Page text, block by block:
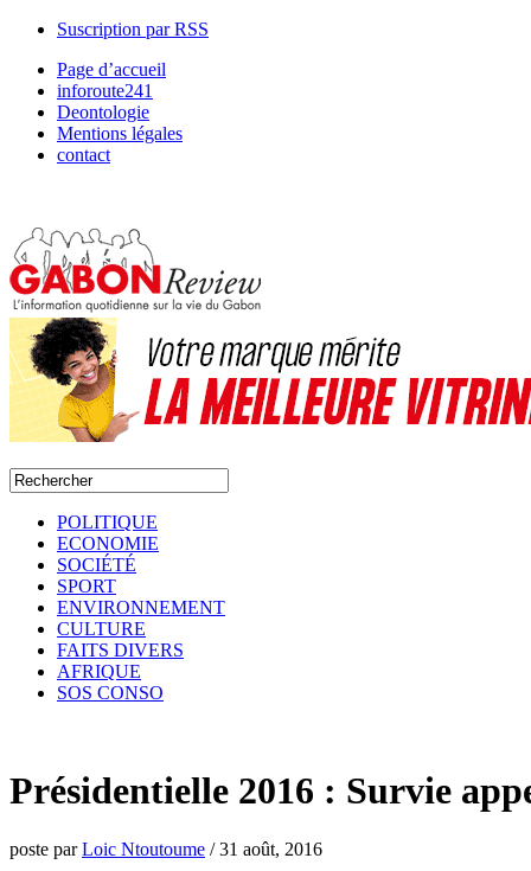
Suscription par RSS
Page d’accueil
inforoute241
Deontologie
Mentions légales
contact
POLITIQUE
ECONOMIE
SOCIÉTÉ
SPORT
ENVIRONNEMENT
CULTURE
FAITS DIVERS
AFRIQUE
SOS CONSO
Présidentielle 2016 : Survie
poste parLoic Ntoutoume /31 août, 2016